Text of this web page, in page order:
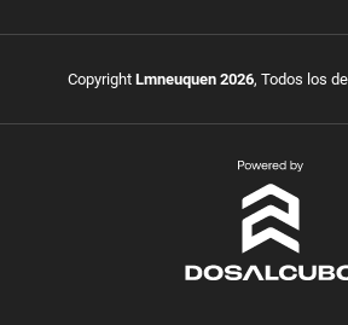
Copyright Lmneuquen 2026, Todos los